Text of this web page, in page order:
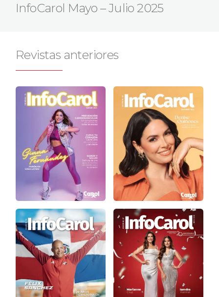
InfoCarol Mayo – Julio 2025
Revistas anteriores